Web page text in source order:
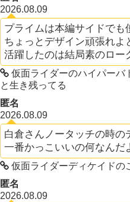
2026.08.09
プライムは本編サイドでも
ちょっとデザイン頑張れよ
活躍したのは結局素のロー
仮面ライダーのハイパーバ
と生き残ってる
匿名
2026.08.09
白倉さんノータッチの時の
一番かっこいいの何なんだ
仮面ライダーディケイドの
匿名
2026.08.09